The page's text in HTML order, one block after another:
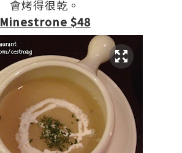
會烤得很乾。
Minestrone $48